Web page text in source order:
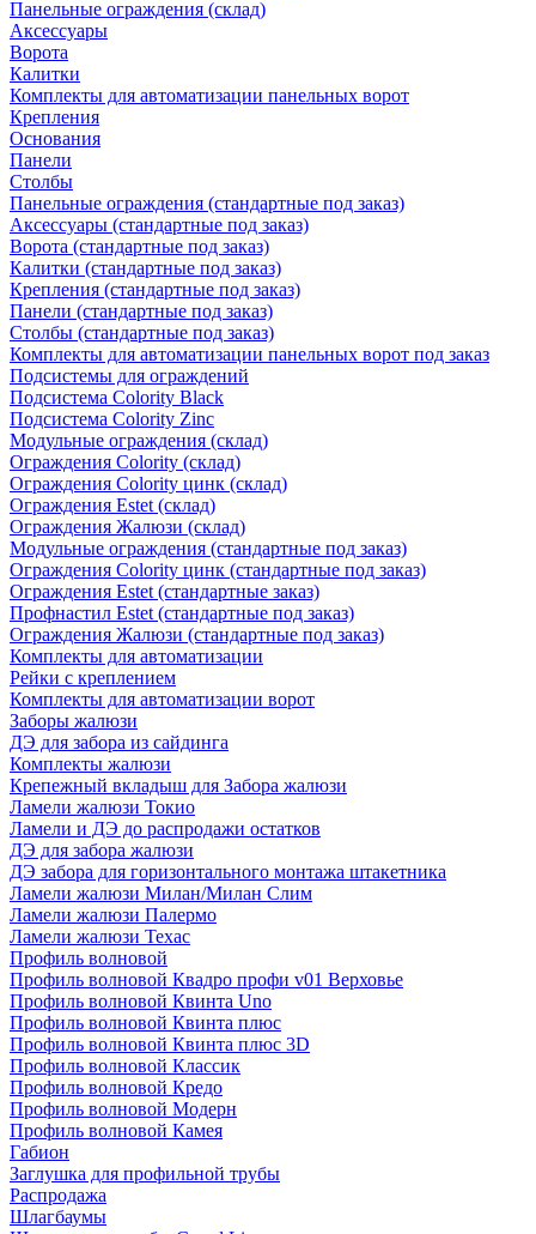
Панельные ограждения (склад)
Аксессуары
Ворота
Калитки
Комплекты для автоматизации панельных ворот
Крепления
Основания
Панели
Столбы
Панельные ограждения (стандартные под заказ)
Аксессуары (стандартные под заказ)
Ворота (стандартные под заказ)
Калитки (стандартные под заказ)
Крепления (стандартные под заказ)
Панели (стандартные под заказ)
Столбы (стандартные под заказ)
Комплекты для автоматизации панельных ворот под заказ
Подсистемы для ограждений
Подсистема Colority Black
Подсистема Colority Zinc
Модульные ограждения (склад)
Ограждения Colority (склад)
Ограждения Colority цинк (склад)
Ограждения Estet (склад)
Ограждения Жалюзи (склад)
Модульные ограждения (стандартные под заказ)
Ограждения Colority цинк (стандартные под заказ)
Ограждения Estet (стандартные заказ)
Профнастил Estet (стандартные под заказ)
Ограждения Жалюзи (стандартные под заказ)
Комплекты для автоматизации
Рейки с креплением
Комплекты для автоматизации ворот
Заборы жалюзи
ДЭ для забора из сайдинга
Комплекты жалюзи
Крепежный вкладыш для Забора жалюзи
Ламели жалюзи Токио
Ламели и ДЭ до распродажи остатков
ДЭ для забора жалюзи
ДЭ забора для горизонтального монтажа штакетника
Ламели жалюзи Милан/Милан Слим
Ламели жалюзи Палермо
Ламели жалюзи Техас
Профиль волновой
Профиль волновой Квадро профи v01 Верховье
Профиль волновой Квинта Uno
Профиль волновой Квинта плюс
Профиль волновой Квинта плюс 3D
Профиль волновой Классик
Профиль волновой Кредо
Профиль волновой Модерн
Профиль волновой Камея
Габион
Заглушка для профильной трубы
Распродажа
Шлагбаумы